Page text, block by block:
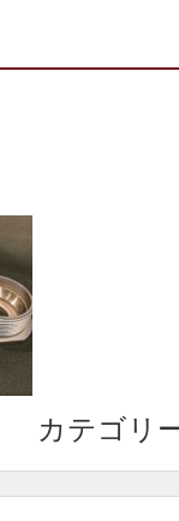
カテゴリ